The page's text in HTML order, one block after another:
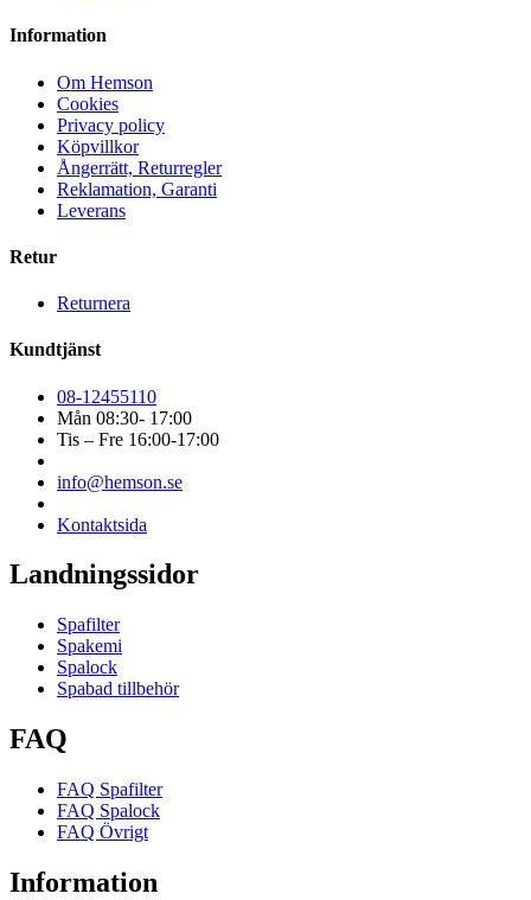
Information
Om Hemson
Cookies
Privacy policy
Köpvillkor
Ångerrätt, Returregler
Reklamation, Garanti
Leverans
Retur
Returnera
Kundtjänst
08-12455110
Mån 08:30- 17:00
Tis – Fre 16:00-17:00
info@hemson.se
Kontaktsida
Landningssidor
Spafilter
Spakemi
Spalock
Spabad tillbehör
FAQ
FAQ Spafilter
FAQ Spalock
FAQ Övrigt
Information